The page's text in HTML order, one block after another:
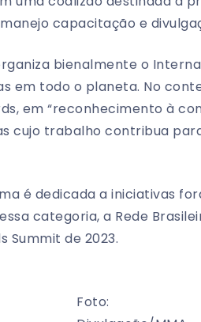
capacitação e
bienalmente o
em todo o planeta. No
em “reconhecimento à
cujo trabalho contribua
é dedicada a iniciativas
categoria, a Rede
Summit de 2023.
Foto: